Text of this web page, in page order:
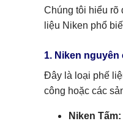
Chúng tôi hiểu rõ
liệu Niken phổ
1. Niken nguyên
Đây là loại phế
công hoặc các
Niken Tấm: